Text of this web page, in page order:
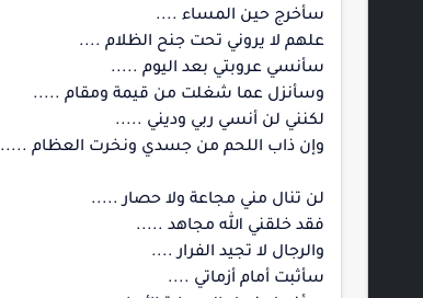
سأخرج حين المساء ....
علهم لا يروني تحت جنح الظلام ....
سأنسي عروبتي بعد اليوم .....
وسأنزل عما شغلت من قيمة ومقام .....
لكنني لن أنسي ربي وديني .....
وإن ذاب اللحم من جسدي ونخرت العظام .....
لن تنال مني مجاعة ولا حصار .....
فقد خلقني الله مجاهد .....
والرجال لا تجيد الفرار ....
سأثبت أمام أزماتي ....